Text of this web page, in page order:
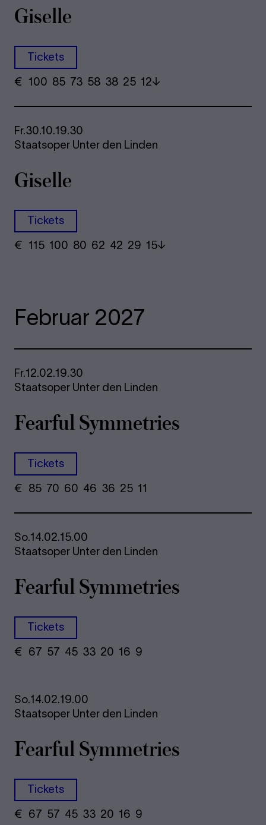
Giselle
Tickets
€ ​ 100 85 73​ 58 38 25​ 12
Fr.30.10.19.30
Staatsoper Unter den Linden
Giselle
Tickets
€ ​ 115 100 80​ 62 42 29​ 15
Februar 2027
Fr.12.02.19.30
Staatsoper Unter den Linden
Fearful Symmetries
Tickets
€ ​ 85 70 60​ 46 36 25​ 11
So.14.02.15.00
Staatsoper Unter den Linden
Fearful Symmetries
Tickets
€ ​ 67 57 45​ 33 20 16​ 9
So.14.02.19.00
Staatsoper Unter den Linden
Fearful Symmetries
Tickets
€ ​ 67 57 45​ 33 20 16​ 9